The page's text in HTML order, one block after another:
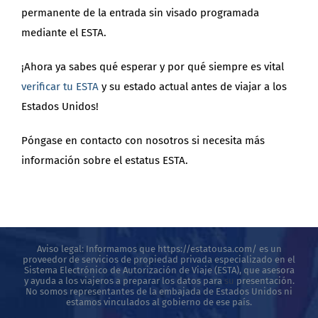
permanente de la entrada sin visado programada
mediante el ESTA.
¡Ahora ya sabes qué esperar y por qué siempre es vital
verificar tu ESTAy su estado actual antes de viajar a los
Estados Unidos!
Póngase en contacto con nosotros si necesita más
información sobre el estatus ESTA.
Aviso legal: Informamos que https://estatousa.com/ es un
proveedor de servicios de propiedad privada especializado en el
Sistema Electrónico de Autorización de Viaje (ESTA), que asesora
y ayuda a los viajeros a preparar los datos para su presentación.
No somos representantes de la embajada de Estados Unidos ni
estamos vinculados al gobierno de ese país.